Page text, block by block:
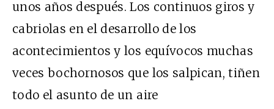
unos años después. Los continuos giros y
cabriolas en el desarrollo de los
acontecimientos y los equívocos muchas
veces bochornosos que los salpican, tiñen
todo el asunto de un aire